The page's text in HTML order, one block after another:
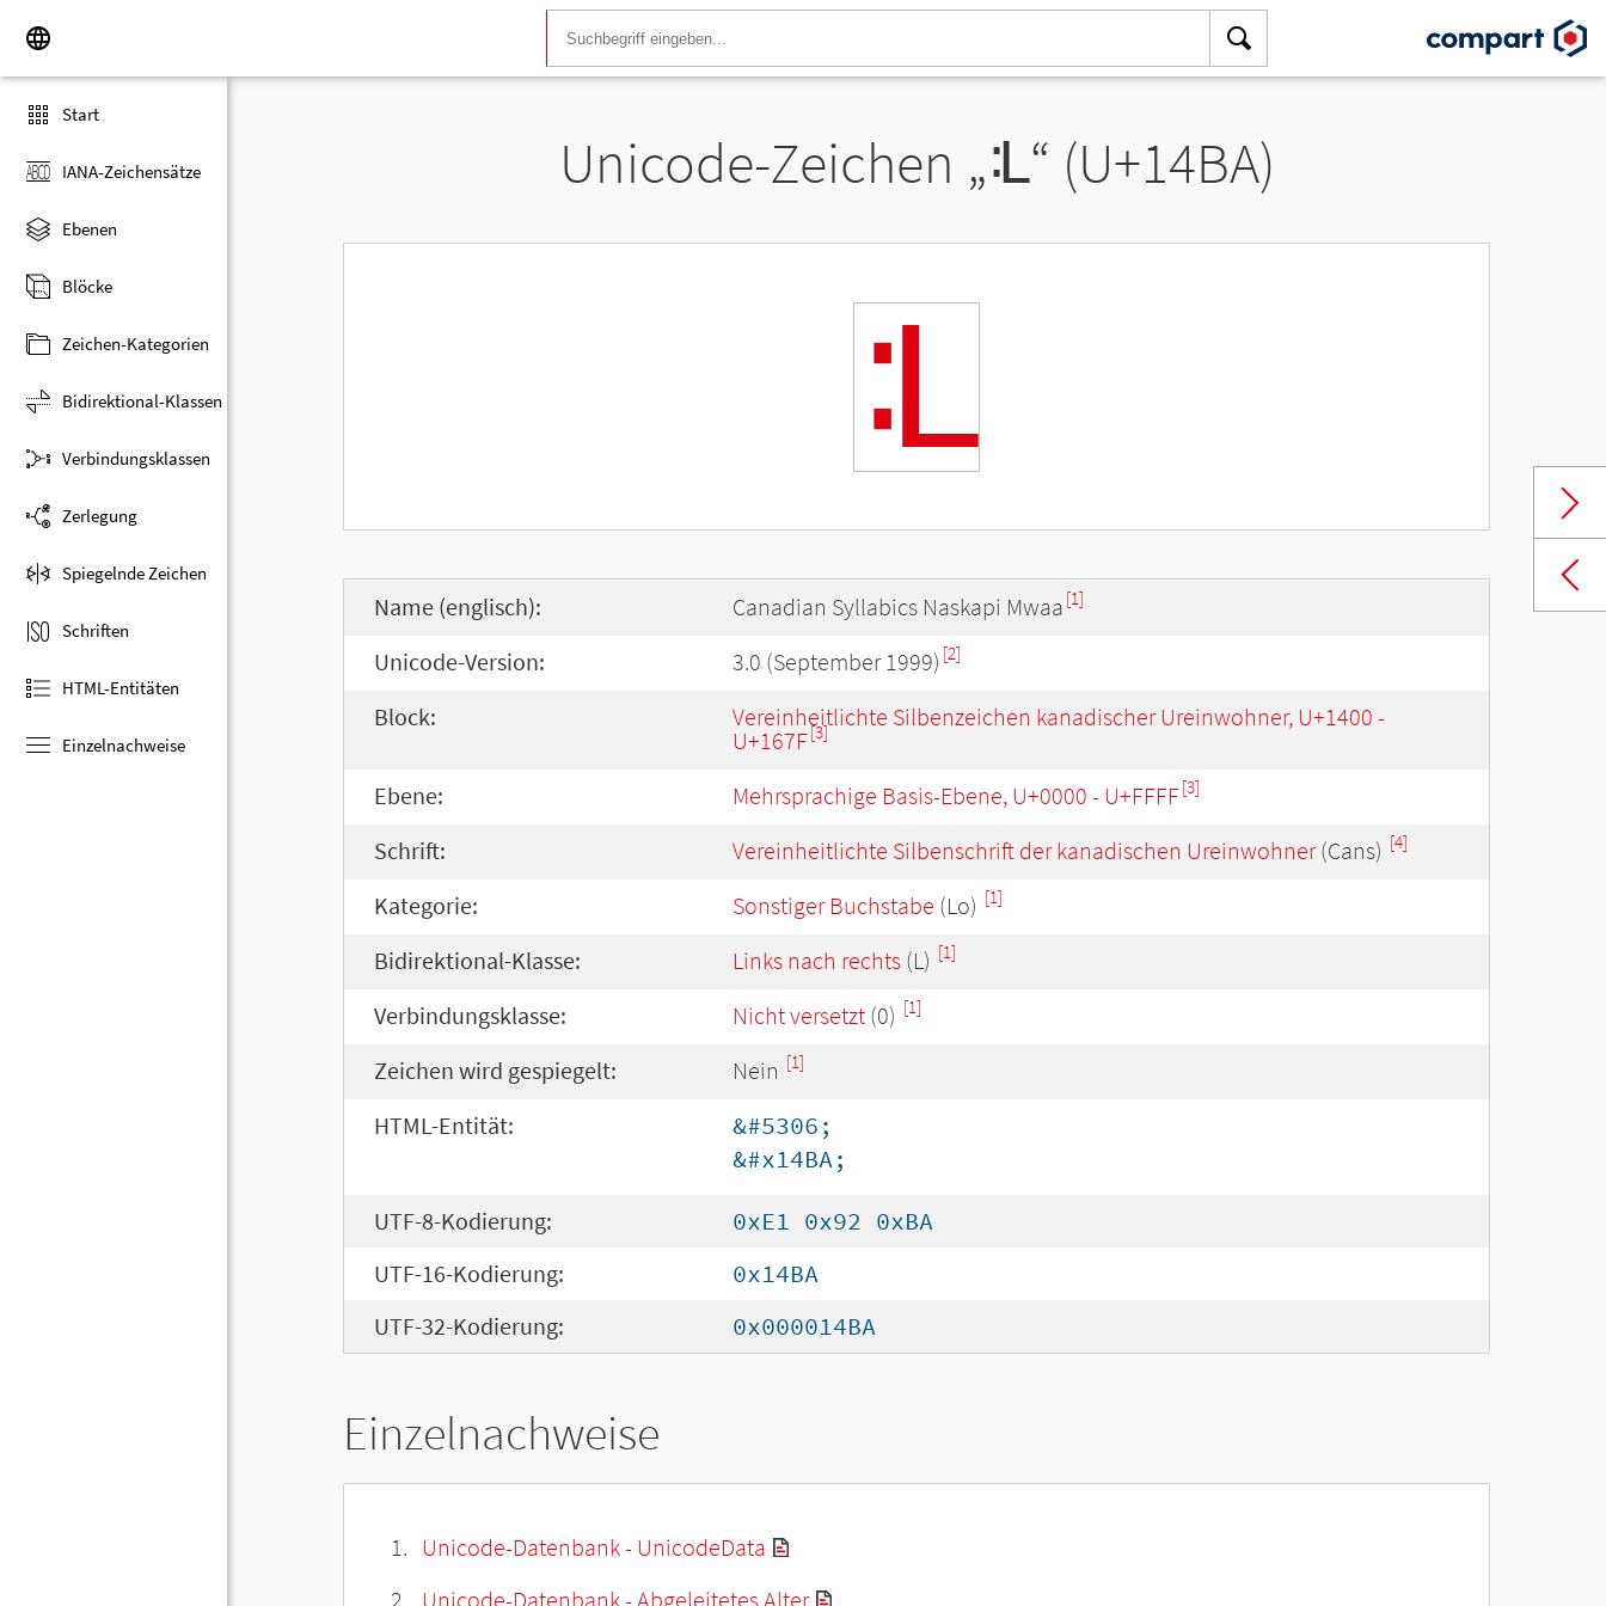
Start
IANA-Zeichensätze
Ebenen
Blöcke
Zeichen-Kategorien
Bidirektional-Klassen
Verbindungsklassen
Zerlegung
Spiegelnde Zeichen
Schriften
HTML-Entitäten
Einzelnachweise
Unicode-Zeichen „ᒺ“ (U+14BA)
ᒺ
Name (englisch): Canadian Syllabics Naskapi Mwaa [1]
Unicode-Version: 3.0 (September 1999) [2]
Block:
Vereinheitlichte Silbenzeichen kanadischer Ureinwohner, U+1400 -
U+167F [3]
Ebene: Mehrsprachige Basis-Ebene, U+0000 - U+FFFF[3]
Schrift: Vereinheitlichte Silbenschrift der kanadischen Ureinwohner(Cans) [4]
Kategorie: Sonstiger Buchstabe (Lo) [1]
Bidirektional-Klasse: Links nach rechts (L) [1]
Verbindungsklasse: Nicht versetzt (0) [1]
Zeichen wird gespiegelt: Nein [1]
HTML-Entität:
&#5306;
&#x14BA;
UTF-8-Kodierung:
0xE1 0x92 0xBA
UTF-16-Kodierung:
0x14BA
UTF-32-Kodierung:
0x000014BA
Einzelnachweise
Unicode-Datenbank - UnicodeData
Unicode-Datenbank - Abgeleitetes Alter